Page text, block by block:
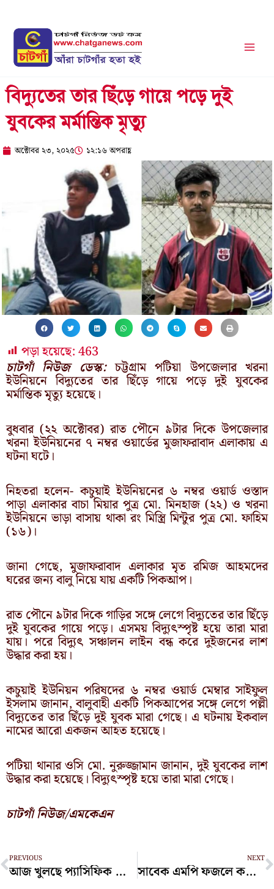
content
বিদ্যুতের তার ছিঁড়ে গায়ে পড়ে দুই
যুবকের মর্মান্তিক মৃত্যু
অক্টোবর ২৩, ২০২৫ ১২:১৬ অপরাহ্ণ
পড়া হয়েছে:463
চাটগাঁ নিউজ ডেস্ক:চট্টগ্রাম পটিয়া উপজেলার খরনা
ইউনিয়নে বিদ্যুতের তার ছিঁড়ে গায়ে পড়ে দুই যুবকের
মর্মান্তিক মৃত্যু হয়েছে।
বুধবার (২২ অক্টোবর) রাত পৌনে ৯টার দিকে উপজেলার
খরনা ইউনিয়নের ৭ নম্বর ওয়ার্ডের মুজাফরাবাদ এলাকায় এ
ঘটনা ঘটে।
নিহতরা হলেন- কচুয়াই ইউনিয়নের ৬ নম্বর ওয়ার্ড ওস্তাদ
পাড়া এলাকার বাচা মিয়ার পুত্র মো. মিনহাজ (২২) ও খরনা
ইউনিয়নে ভাড়া বাসায় থাকা রং মিস্ত্রি মিন্টুর পুত্র মো. ফাহিম
(১৬)।
জানা গেছে, মুজাফরাবাদ এলাকার মৃত রমিজ আহমদের
ঘরের জন্য বালু নিয়ে যায় একটি পিকআপ।
রাত পৌনে ৯টার দিকে গাড়ির সঙ্গে লেগে বিদ্যুতের তার ছিঁড়ে
দুই যুবকের গায়ে পড়ে। এসময় বিদ্যুৎস্পৃষ্ট হয়ে তারা মারা
যায়। পরে বিদ্যুৎ সঞ্চালন লাইন বন্ধ করে দুইজনের লাশ
উদ্ধার করা হয়।
কচুয়াই ইউনিয়ন পরিষদের ৬ নম্বর ওয়ার্ড মেম্বার সাইফুল
ইসলাম জানান, বালুবাহী একটি পিকআপের সঙ্গে লেগে পল্লী
বিদ্যুতের তার ছিঁড়ে দুই যুবক মারা গেছে। এ ঘটনায় ইকবাল
নামের আরো একজন আহত হয়েছে।
পটিয়া থানার ওসি মো. নুরুজ্জামান জানান, দুই যুবকের লাশ
উদ্ধার করা হয়েছে। বিদ্যুৎস্পৃষ্ট হয়ে তারা মারা গেছে।
চাটগাঁ নিউজ/এমকেএন
Prev
PREVIOUS
আজ খুলছে প্যাসিফিক জিন্সের ৮ কারখানা
NEXT
সাবেক এমপি ফজলে করিমকে দুদকের মামলায় শ্যোন-অ্যারেস্ট